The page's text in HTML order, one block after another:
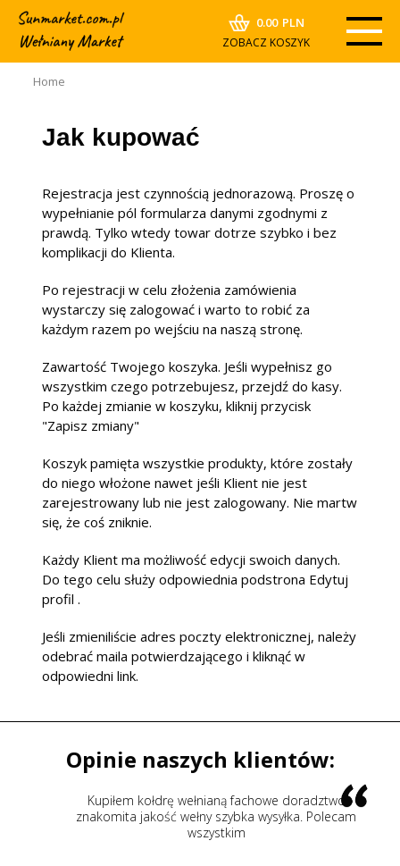
0.00 PLN
ZOBACZ KOSZYK
Home
Jak kupować
Rejestracja jest czynnością jednorazową. Proszę o
wypełnianie pól formularza danymi zgodnymi z
prawdą. Tylko wtedy towar dotrze szybko i bez
komplikacji do Klienta.
Po rejestracji w celu złożenia zamówienia
wystarczy się zalogować i warto to robić za
każdym razem po wejściu na naszą stronę.
Zawartość Twojego koszyka. Jeśli wypełnisz go
wszystkim czego potrzebujesz, przejdź do kasy.
Po każdej zmianie w koszyku, kliknij przycisk
"Zapisz zmiany"
Koszyk pamięta wszystkie produkty, które zostały
do niego włożone nawet jeśli Klient nie jest
zarejestrowany lub nie jest zalogowany. Nie martw
się, że coś zniknie.
Każdy Klient ma możliwość edycji swoich danych.
Do tego celu służy odpowiednia podstrona Edytuj
profil .
Jeśli zmieniliście adres poczty elektronicznej, należy
odebrać maila potwierdzającego i kliknąć w
odpowiedni link.
Opinie naszych klientów:
Kupiłem kołdrę wełnianą fachowe doradztwo
znakomita jakość wełny szybka wysyłka. Polecam
wszystkim